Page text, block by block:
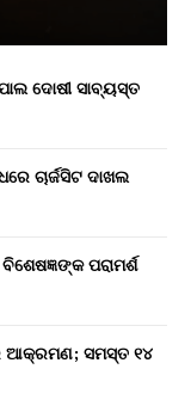
ଦୋଷୀ ସାବ୍ୟସ୍ତ
ଚାର୍ଜସିଟ ଦାଖଲ
ପରାମର୍ଶ
ଆକ୍ରମଣ; ସମସ୍ତ ୧୪